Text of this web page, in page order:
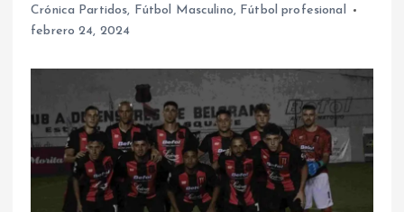
Crónica Partidos, Fútbol Masculino, Fútbol profesional
febrero 24, 2024